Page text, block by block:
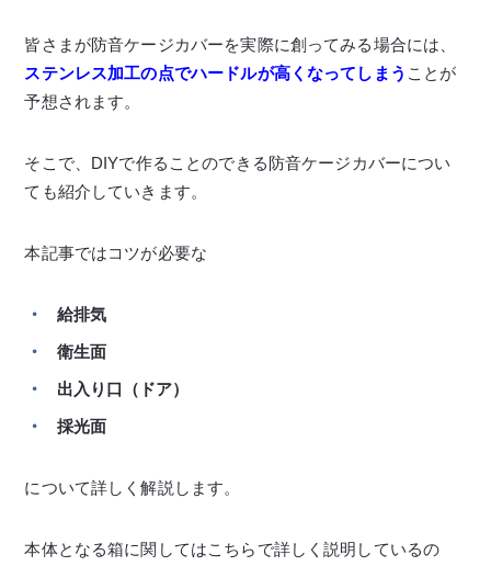
皆さまが防音ケージカバーを実際に創ってみる場合には、
ステンレス加工の点でハードルが高くなってしまう ことが
予想されます。
そこで、DIYで作ることのできる防音ケージカバーについ
ても紹介していきます。
本記事ではコツが必要な
給排気
衛生面
出入り口（ドア）
採光面
について詳しく解説します。
本体となる箱に関してはこちらで詳しく説明しているの